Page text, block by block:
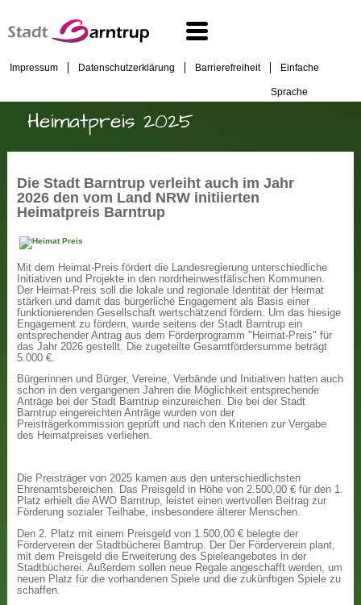
Impressum Datenschutzerklärung Barrierefreiheit Einfache
Sprache
Heimatpreis 2025
Die Stadt Barntrup verleiht auch im Jahr
2026 den vom Land NRW initiierten
Heimatpreis Barntrup
Mit dem Heimat-Preis fördert die Landesregierung unterschiedliche
Initiativen und Projekte in den nordrheinwestfälischen Kommunen.
Der Heimat-Preis soll die lokale und regionale Identität der Heimat
stärken und damit das bürgerliche Engagement als Basis einer
funktionierenden Gesellschaft wertschätzend fördern. Um das hiesige
Engagement zu fördern, wurde seitens der Stadt Barntrup ein
entsprechender Antrag aus dem Förderprogramm "Heimat-Preis" für
das Jahr 2026 gestellt. Die zugeteilte Gesamtfördersumme beträgt
5.000 €.
Bürgerinnen und Bürger, Vereine, Verbände und Initiativen hatten auch
schon in den vergangenen Jahren die Möglichkeit entsprechende
Anträge bei der Stadt Barntrup einzureichen. Die bei der Stadt
Barntrup eingereichten Anträge wurden von der
Preisträgerkommission geprüft und nach den Kriterien zur Vergabe
des Heimatpreises verliehen.
Die Preisträger von 2025 kamen aus den unterschiedlichsten
Ehrenamtsbereichen. Das Preisgeld in Höhe von 2.500,00 € für den 1.
Platz erhielt die AWO Barntrup, leistet einen wertvollen Beitrag zur
Förderung sozialer Teilhabe, insbesondere älterer Menschen.
Den 2. Platz mit einem Preisgeld von 1.500,00 € belegte der
Förderverein der Stadtbücherei Barntrup. Der Der Förderverein plant,
mit dem Preisgeld die Erweiterung des Spieleangebotes in der
Stadtbücherei. Außerdem sollen neue Regale angeschafft werden, um
neuen Platz für die vorhandenen Spiele und die zukünftigen Spiele zu
schaffen.